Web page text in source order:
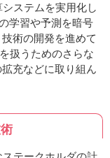
ステムを実用化し
学習や予測を暗号
術の開発を進めて
扱うためのさらな
充などに取り組ん